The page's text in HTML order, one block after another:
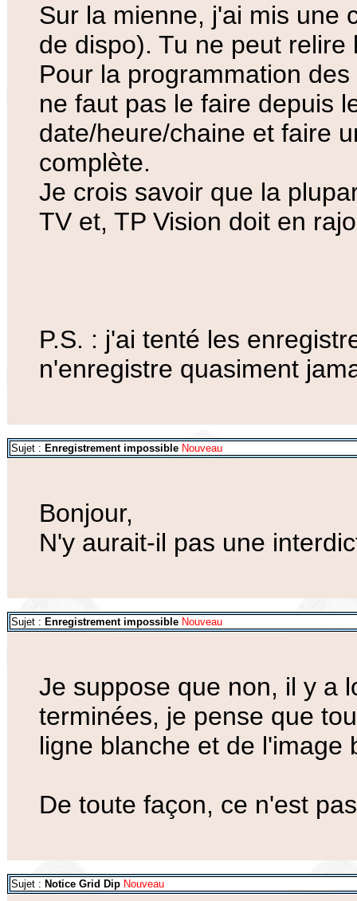
Sur la mienne, j'ai mis une
de dispo). Tu ne peut
Pour la programmation
ne faut pas le faire depuis
date/heure/chaine et faire
complète.
Je crois savoir que la
TV et, TP Vision doit en
P.S. : j'ai tenté les
n'enregistre quasiment
Sujet : Enregistrement impossible Nouveau
Bonjour,
N'y aurait-il pas une
Sujet : Enregistrement impossible Nouveau
Je suppose que non, il y a
terminées, je pense que
ligne blanche et de l'image
De toute façon, ce n'est
Sujet : Notice Grid Dip Nouveau